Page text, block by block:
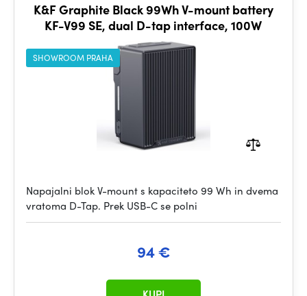
K&F Graphite Black 99Wh V-mount battery
KF-V99 SE, dual D-tap interface, 100W
SHOWROOM PRAHA
Napajalni blok V-mount s kapaciteto 99 Wh in dvema
vratoma D-Tap. Prek USB-C se polni
94 €